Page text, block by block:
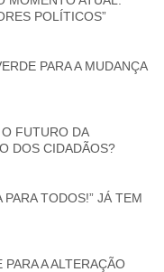
POLÍTICOS”
PARA A MUDANÇA
FUTURO DA
DOS CIDADÃOS?
TODOS!” JÁ TEM
A ALTERAÇÃO